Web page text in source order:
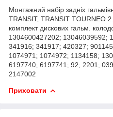
Монтажний набір задніх
TRANSIT, TRANSIT TOURNEO
комплект дискових гальм.
1304600427202; 13046039592;
341916; 341917; 420327;
1074971; 1074972; 1134158;
6197740; 6197741; 92; 2201;
2147002
Приховати